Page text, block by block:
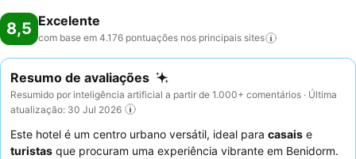
8,5 Excelente
com base em 4.176 pontuações nos principais sites
Resumo de avaliações
Resumido por inteligência artificial a partir de 1.000+ comentários · Última
atualização: 30 Jul 2026
Este hotel é um centro urbano versátil, ideal para casais e
turistas que procuram uma experiência vibrante em Benidorm.